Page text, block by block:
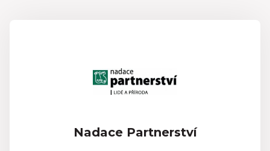
Nadace Partnerství